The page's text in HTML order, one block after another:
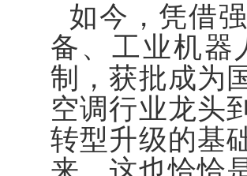
如今，凭借
备、工业机器
制，获批成为
空调行业龙头
转型升级的基